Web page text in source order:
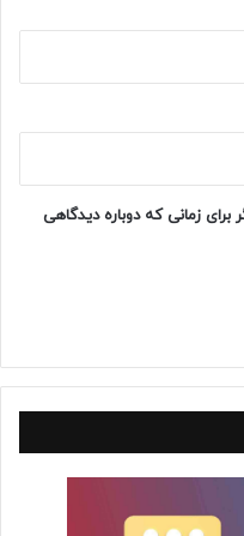
زمانی که دوباره دیدگاهی